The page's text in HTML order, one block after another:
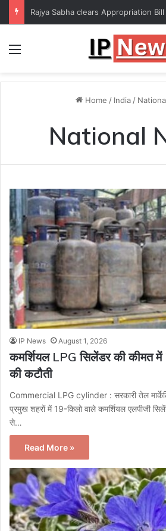
Menu
Home / India /
National
IP News August 1, 2026
कमर्शियल LPG सिलेंडर की कीमत
की कटौती
Commercial LPG cylinder : सरकारी तेल
प्रमुख शहरों में 19-किलो वाले कमर्शियल एलपीजी
से…
Read More »